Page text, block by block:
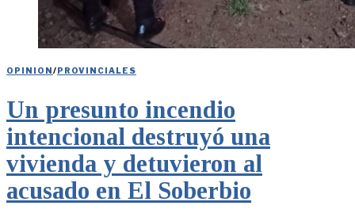
OPINION/PROVINCIALES
Un presunto incendio
intencional destruyó una
vivienda y detuvieron al
acusado en El Soberbio